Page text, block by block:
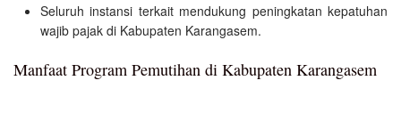
Seluruh instansi terkait mendukung peningkatan kepatuhan
wajib pajak di Kabupaten Karangasem.
Manfaat Program Pemutihan di Kabupaten Karangasem